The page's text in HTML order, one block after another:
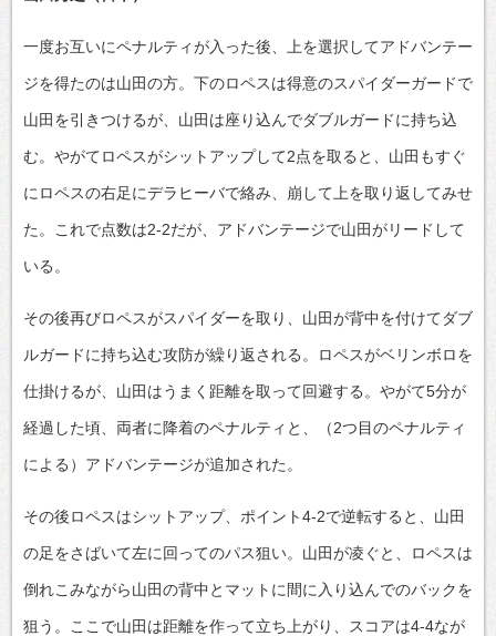
一度お互いにペナルティが入った後、上を選択してアドバンテー
ジを得たのは山田の方。下のロペスは得意のスパイダーガードで
山田を引きつけるが、山田は座り込んでダブルガードに持ち込
む。やがてロペスがシットアップして2点を取ると、山田もすぐ
にロペスの右足にデラヒーバで絡み、崩して上を取り返してみせ
た。これで点数は2-2だが、アドバンテージで山田がリードして
いる。
その後再びロペスがスパイダーを取り、山田が背中を付けてダブ
ルガードに持ち込む攻防が繰り返される。ロペスがベリンボロを
仕掛けるが、山田はうまく距離を取って回避する。やがて5分が
経過した頃、両者に降着のペナルティと、（2つ目のペナルティ
による）アドバンテージが追加された。
その後ロペスはシットアップ、ポイント4-2で逆転すると、山田
の足をさばいて左に回ってのパス狙い。山田が凌ぐと、ロペスは
倒れこみながら山田の背中とマットに間に入り込んでのバックを
狙う。ここで山田は距離を作って立ち上がり、スコアは4-4なが